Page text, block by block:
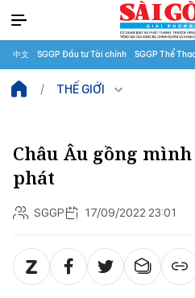
中文 SGGP Đầu tư Tài chính SGGP Thể
THẾ GIỚI
Châu Âu gồng
phát
SGGP 17/09/2022 23:01